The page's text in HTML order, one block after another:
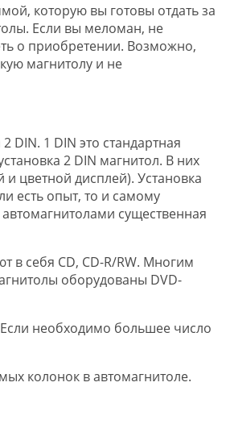
которую вы готовы отдать за
Если вы меломан, не
о приобретении. Возможно,
магнитолу и не
DIN. 1 DIN это стандартная
2 DIN магнитол. В них
цветной дисплей). Установка
есть опыт, то и самому
существенная
себя CD, CD-R/RW. Многим
оборудованы DVD-
необходимо большее число
колонок в автомагнитоле.